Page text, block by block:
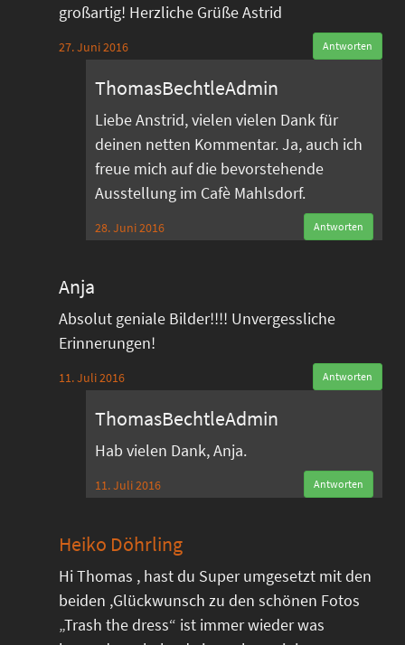
großartig! Herzliche Grüße Astrid
27. Juni 2016 Antworten
ThomasBechtleAdmin
Liebe Anstrid, vielen vielen Dank für
deinen netten Kommentar. Ja, auch ich
freue mich auf die bevorstehende
Ausstellung im Cafè Mahlsdorf.
28. Juni 2016 Antworten
Anja
Absolut geniale Bilder!!!! Unvergessliche
Erinnerungen!
11. Juli 2016 Antworten
ThomasBechtleAdmin
Hab vielen Dank, Anja.
11. Juli 2016 Antworten
Heiko Döhrling
Hi Thomas , hast du Super umgesetzt mit den
beiden ,Glückwunsch zu den schönen Fotos
„Trash the dress“ ist immer wieder was